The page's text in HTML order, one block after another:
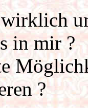
in mir ?
?